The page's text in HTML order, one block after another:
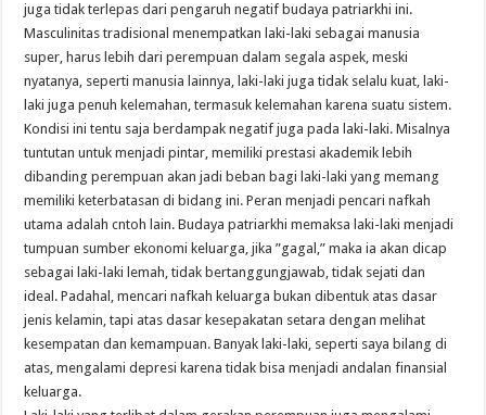
juga tidak terlepas dari pengaruh negatif budaya patriarkhi ini.
Masculinitas tradisional menempatkan laki-laki sebagai manusia
super, harus lebih dari perempuan dalam segala aspek, meski
nyatanya, seperti manusia lainnya, laki-laki juga tidak selalu kuat, laki-
laki juga penuh kelemahan, termasuk kelemahan karena suatu sistem.
Kondisi ini tentu saja berdampak negatif juga pada laki-laki. Misalnya
tuntutan untuk menjadi pintar, memiliki prestasi akademik lebih
dibanding perempuan akan jadi beban bagi laki-laki yang memang
memiliki keterbatasan di bidang ini. Peran menjadi pencari nafkah
utama adalah cntoh lain. Budaya patriarkhi memaksa laki-laki menjadi
tumpuan sumber ekonomi keluarga, jika ”gagal,” maka ia akan dicap
sebagai laki-laki lemah, tidak bertanggungjawab, tidak sejati dan
ideal. Padahal, mencari nafkah keluarga bukan dibentuk atas dasar
jenis kelamin, tapi atas dasar kesepakatan setara dengan melihat
kesempatan dan kemampuan. Banyak laki-laki, seperti saya bilang di
atas, mengalami depresi karena tidak bisa menjadi andalan finansial
keluarga.